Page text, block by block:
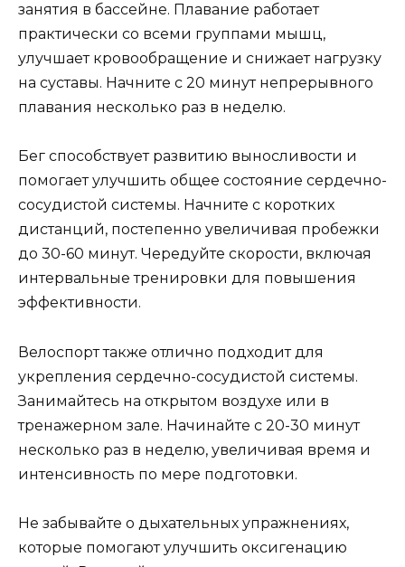
занятия в бассейне. Плавание работает
практически со всеми группами мышц,
улучшает кровообращение и снижает нагрузку
на суставы. Начните с 20 минут непрерывного
плавания несколько раз в неделю.
Бег способствует развитию выносливости и
помогает улучшить общее состояние сердечно-
сосудистой системы. Начните с коротких
дистанций, постепенно увеличивая пробежки
до 30-60 минут. Чередуйте скорости, включая
интервальные тренировки для повышения
эффективности.
Велоспорт также отлично подходит для
укрепления сердечно-сосудистой системы.
Занимайтесь на открытом воздухе или в
тренажерном зале. Начинайте с 20-30 минут
несколько раз в неделю, увеличивая время и
интенсивность по мере подготовки.
Не забывайте о дыхательных упражнениях,
которые помогают улучшить оксигенацию